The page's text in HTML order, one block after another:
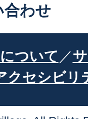
合わせ
ついて
クセシビリ